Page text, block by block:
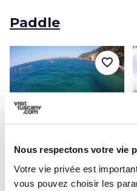
Nous respectons votre vie
Votre vie privée est
vous pouvez choisir les
Paddle
3 HEURES 7.0 KM
À la découverte du
favorite_border